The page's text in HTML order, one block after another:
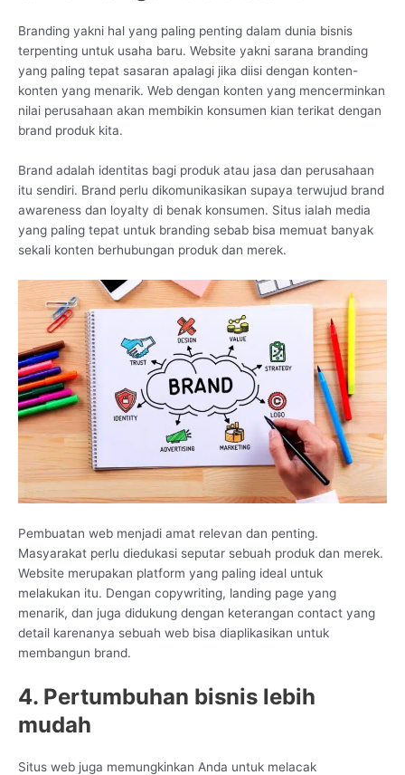
Branding yakni hal yang paling penting dalam dunia bisnis
terpenting untuk usaha baru. Website yakni sarana branding
yang paling tepat sasaran apalagi jika diisi dengan konten-
konten yang menarik. Web dengan konten yang mencerminkan
nilai perusahaan akan membikin konsumen kian terikat dengan
brand produk kita.
Brand adalah identitas bagi produk atau jasa dan perusahaan
itu sendiri. Brand perlu dikomunikasikan supaya terwujud brand
awareness dan loyalty di benak konsumen. Situs ialah media
yang paling tepat untuk branding sebab bisa memuat banyak
sekali konten berhubungan produk dan merek.
Pembuatan web menjadi amat relevan dan penting.
Masyarakat perlu diedukasi seputar sebuah produk dan merek.
Website merupakan platform yang paling ideal untuk
melakukan itu. Dengan copywriting, landing page yang
menarik, dan juga didukung dengan keterangan contact yang
detail karenanya sebuah web bisa diaplikasikan untuk
membangun brand.
4. Pertumbuhan bisnis lebih
mudah
Situs web juga memungkinkan Anda untuk melacak